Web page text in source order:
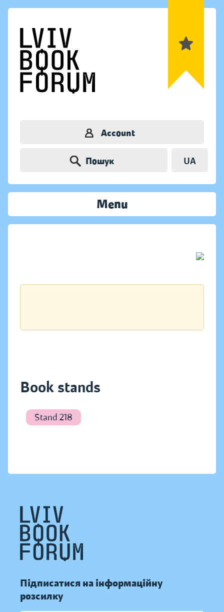
Account
Пошук UA
Menu
Book stands
Stand 218
Підписатися на інформаційну
розсилку